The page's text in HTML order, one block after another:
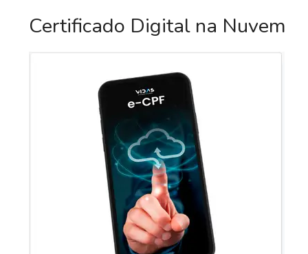
Certificado Digital na Nuvem